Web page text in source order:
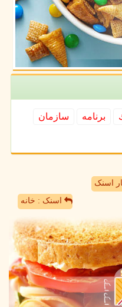
برنامه
سازمان
اسنک
اسنک : خانه